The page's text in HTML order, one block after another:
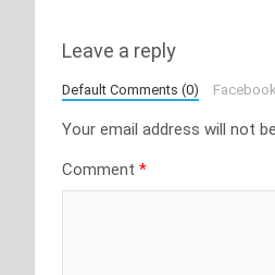
Leave a reply
Default Comments (0)
Your email address will not
Comment *